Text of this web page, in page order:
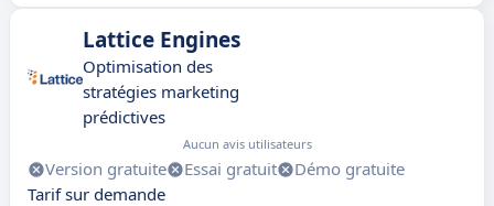
Lattice Engines
Optimisation des
stratégies marketing
prédictives
Aucun avis utilisateurs
Version gratuite Essai gratuit
Démo gratuite
Tarif sur demande